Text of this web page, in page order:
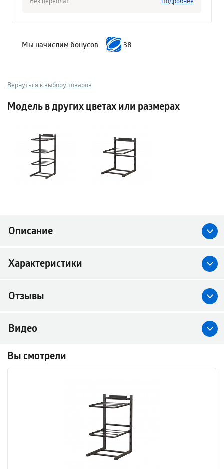
Мы начислим бонусов: 38
Вернуться к выбору товаров
Модель в других цветах или размерах
Описание
Характеристики
Отзывы
Видео
Вы смотрели